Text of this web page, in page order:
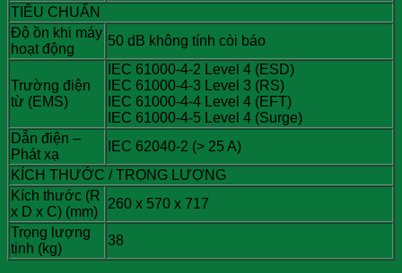
TIÊU CHUẨN
Độ ồn khi máy
hoạt động
50 dB không tính còi báo
Trường điện
từ (EMS)
IEC 61000-4-2 Level 4 (ESD)
IEC 61000-4-3 Level 3 (RS)
IEC 61000-4-4 Level 4 (EFT)
IEC 61000-4-5 Level 4 (Surge)
Dẫn điện –
Phát xạ
IEC 62040-2 (> 25 A)
KÍCH THƯỚC / TRỌNG LƯỢNG
Kích thước (R
x D x C) (mm)
260 x 570 x 717
Trọng lượng
tịnh (kg)
38